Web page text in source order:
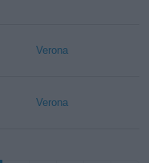
Verona
Verona